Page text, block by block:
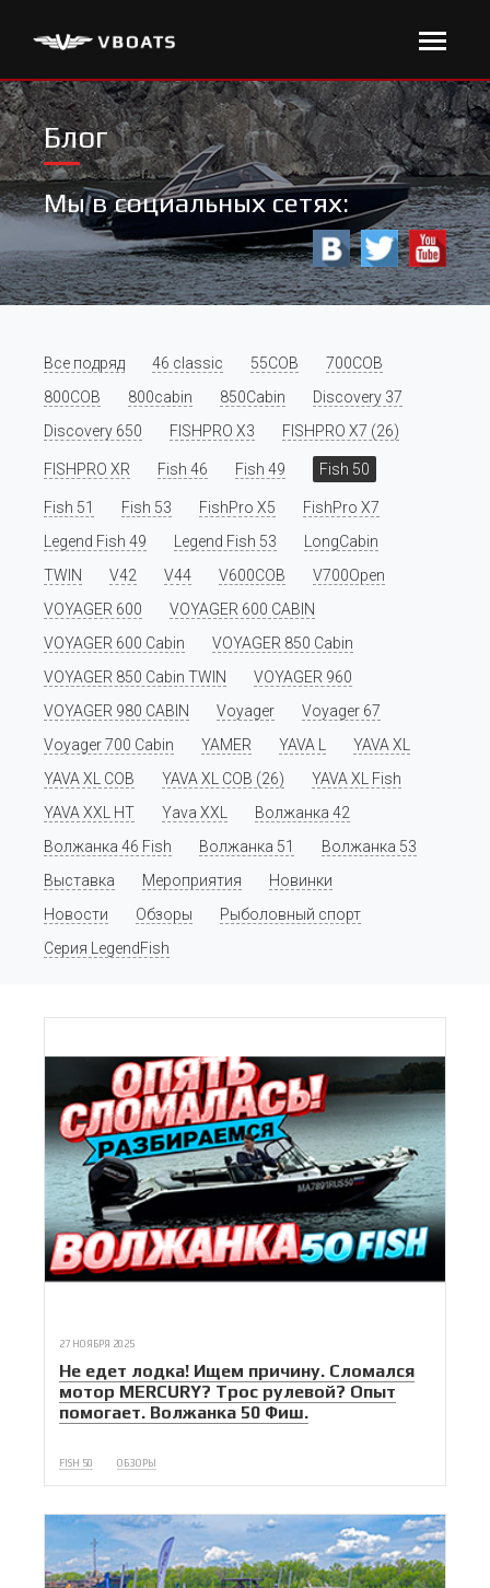
Блог
Мы в социальных сетях:
Все подряд 46 classic 55COB
700COB
800COB
800cabin 850Cabin
Discovery 37
Discovery 650
FISHPRO X3 FISHPRO X7 (26)
FISHPRO XR Fish 46 Fish 49 Fish 50
Fish 51 Fish 53 FishPro X5
FishPro X7
Legend Fish 49
Legend Fish 53
LongCabin
TWIN
V42 V44 V600COB
V700Open
VOYAGER 600
VOYAGER 600 CABIN
VOYAGER 600 Cabin
VOYAGER 850 Cabin
VOYAGER 850 Cabin TWIN
VOYAGER 960
VOYAGER 980 CABIN
Voyager
Voyager 67
Voyager 700 Cabin
YAMER YAVA L
YAVA XL
YAVA XL COB
YAVA XL COB (26)
YAVA XL Fish
YAVA XXL HT
Yava XXL
Волжанка 42
Волжанка 46 Fish
Волжанка 51
Волжанка 53
Выставка
Мероприятия
Новинки
Новости
Обзоры
Рыболовный спорт
Серия LegendFish
27 НОЯБРЯ 2025
Не едет лодка! Ищем причину. Сломался
мотор MERCURY? Трос рулевой? Опыт
помогает. Волжанка 50 Фиш.
FISH 50 ОБЗОРЫ